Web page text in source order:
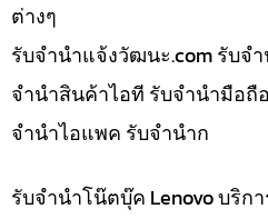
ต่างๆ
รับจํานําแจ้งวัฒนะ.com รับจ
จำนำสินค้าไอที รับจำนำมือถื
จำนำไอแพค รับจำนำก
รับจำนำโน๊ตบุ๊ค Lenovo บริก